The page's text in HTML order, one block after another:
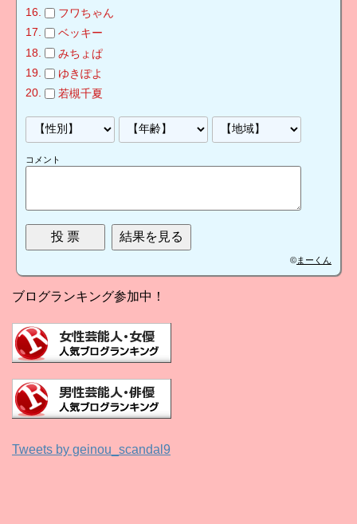
フワちゃん
ベッキー
みちょぱ
ゆきぽよ
若槻千夏
コメント
©まーくん
ブログランキング参加中！
Tweets by geinou_scandal9